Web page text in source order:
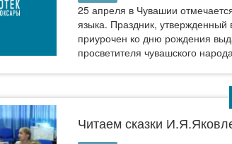
25 апреля в Чувашии
языка. Праздник, утвержденный
приурочен ко дню рождения
просветителя чувашского
Читаем сказки